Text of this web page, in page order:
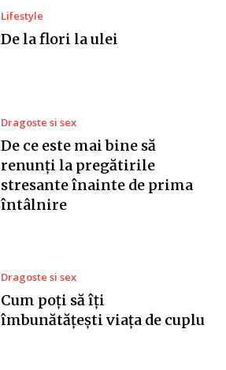
Lifestyle
De la flori la ulei
Dragoste si sex
De ce este mai bine să
renunți la pregătirile
stresante înainte de prima
întâlnire
Dragoste si sex
Cum poți să îți
îmbunătățești viața de cuplu